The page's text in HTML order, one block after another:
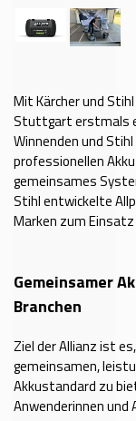
Mit Kärcher und
Stuttgart erstmals
Winnenden und
professionellen
gemeinsames
Stihl entwickelte
Marken zum
Gemeinsamer
Branchen
Ziel der Allianz ist
gemeinsamen,
Akkustandard zu
Anwenderinnen und